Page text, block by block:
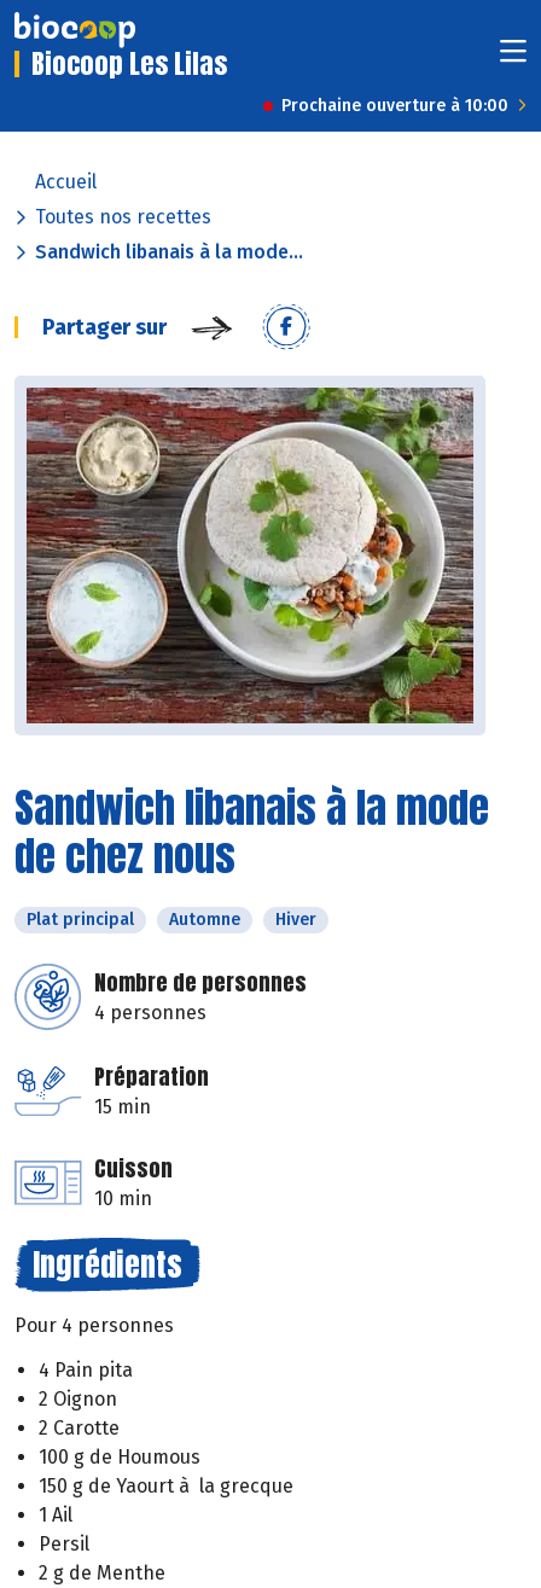
Biocoop Les Lilas
Prochaine ouverture à 10:00
Accueil
Toutes nos recettes
Sandwich libanais à la mode...
Partager sur
Sandwich libanais à la mode
de chez nous
Plat principal Automne Hiver
Nombre de personnes
4 personnes
Préparation
15 min
Cuisson
10 min
Ingrédients
Pour 4 personnes
4 Pain pita
2 Oignon
2 Carotte
100 g de Houmous
150 g de Yaourt à la grecque
1 Ail
Persil
2 g de Menthe